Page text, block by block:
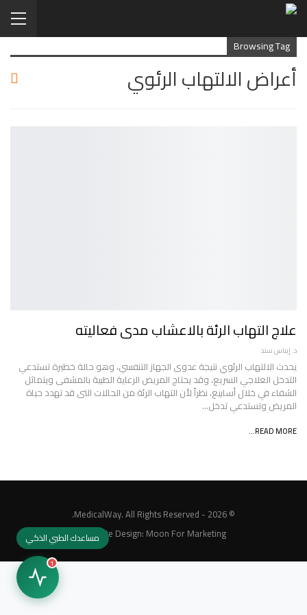
Browsing Tag
أعراض الالتهاب الرئوي
علاج التهاب الرئة بالاعشاب مدى فعاليته
د. إيناس سند
يحدث الالتهاب الرئوي نتيجة عدوى الجهاز التنفسي، وهو حالة خطيرة تستدعي
التدخل العلاجي السريع، وقد يحتاج المريض الرعاية الطبية بالمشفى ويتماثل
الشفاء في خلال أسابيع، نظراً لأن التهاب الرئة من الحالات التى قد تهدد حياة
المريض وتستدعي تدخل…
READ MORE...
© 2026 - MedicalWay. All Rights Reserved.
Website Design: Moon For Marketing مساعدك الطبي الذكي
1